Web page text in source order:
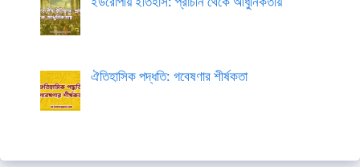
ঐতিহাসিক পদ্ধতি: গবেষণার শীর্ষকতা